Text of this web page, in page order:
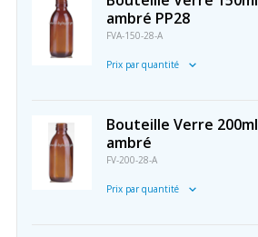
ambré PP28
FVA-150-28-A
Prix par quantité
Bouteille Verre 200ml
ambré
FV-200-28-A
Prix par quantité